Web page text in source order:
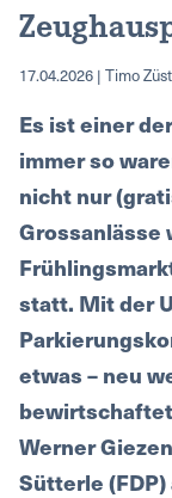
17.04.2026 | Timo Züst
Es ist einer
immer so
nicht nur
Grossanlässe
statt. Mit der
etwas – neu
Werner
Sütterle